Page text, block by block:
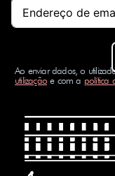
Ao enviar dados, o
utilizaçãoe com a política